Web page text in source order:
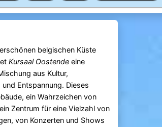
belgischen Küste
Kursaal Oostendeeine
aus Kultur,
Entspannung. Dieses
ein Wahrzeichen von
Zentrum für eine Vielzahl von
von Konzerten und Shows